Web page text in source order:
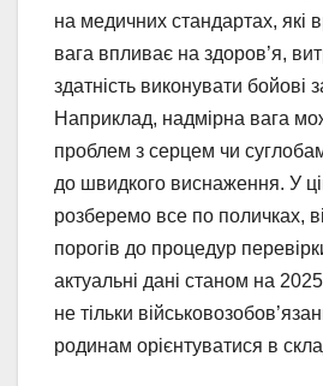
на медичних стандартах, які
вага впливає на здоров’я,
здатність виконувати бойові
Наприклад, надмірна вага
проблем з серцем чи
до швидкого виснаження. У
розберемо все по поличках,
порогів до процедур
актуальні дані станом на
не тільки
родинам орієнтуватися в